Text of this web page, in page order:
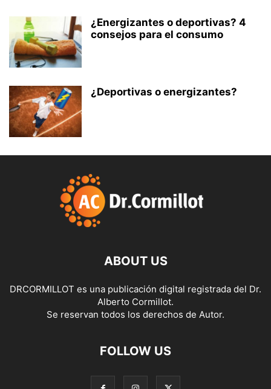
¿Energizantes o deportivas? 4
consejos para el consumo
¿Deportivas o energizantes?
ABOUT US
DRCORMILLOT es una publicación digital registrada del Dr.
Alberto Cormillot.
Se reservan todos los derechos de Autor.
FOLLOW US